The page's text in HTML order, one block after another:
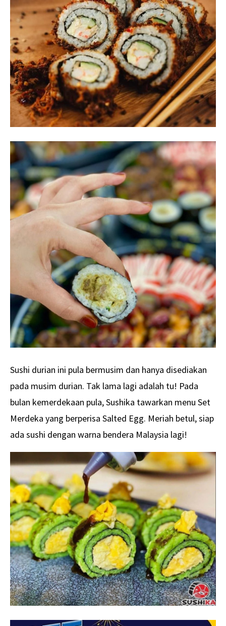
Sushi durian ini pula bermusim dan hanya disediakan
pada musim durian. Tak lama lagi adalah tu! Pada
bulan kemerdekaan pula, Sushika tawarkan menu Set
Merdeka yang berperisa Salted Egg. Meriah betul, siap
ada sushi dengan warna bendera Malaysia lagi!